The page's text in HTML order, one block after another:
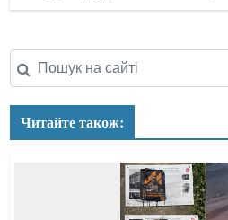
Читайте також: